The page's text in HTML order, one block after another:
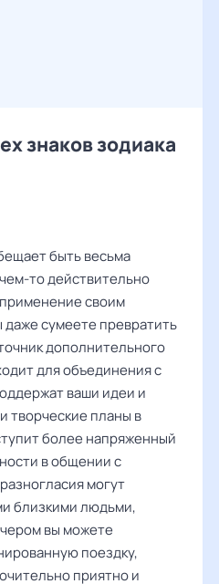
знаков зодиака
быть весьма
то действительно
своим
сумеете превратить
дополнительного
для объединения с
ваши идеи и
творческие планы в
более напряженный
в общении с
могут
близкими людьми,
вы можете
поездку,
приятно и